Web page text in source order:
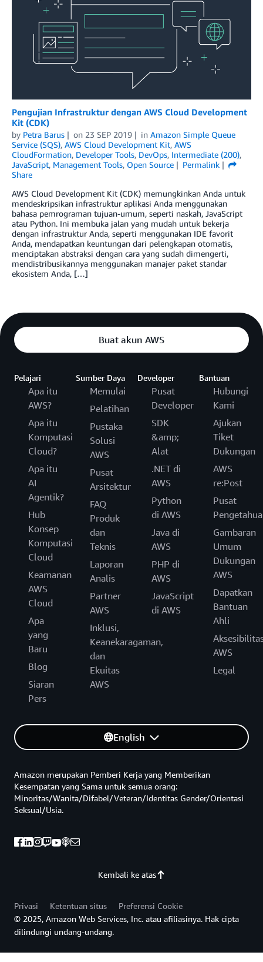
Pengujian Infrastruktur dengan AWS Cloud Development
Kit (CDK)
by Petra Barus on 23 SEP 2019 in Amazon Simple Queue
Service (SQS), AWS Cloud Development Kit, AWS
CloudFormation, Developer Tools, DevOps, Intermediate (200),
JavaScript, Management Tools, Open Source
Permalink
Share
AWS Cloud Development Kit (CDK) memungkinkan Anda untuk
mendeskripsikan infrastruktur aplikasi Anda menggunakan
bahasa pemrograman tujuan-umum, seperti naskah, JavaScript
atau Python. Ini membuka jalan yang mudah untuk bekerja
dengan infrastruktur Anda, seperti menggunakan IDE favorit
Anda, mendapatkan keuntungan dari pelengkapan otomatis,
menciptakan abstraksi dengan cara yang sudah dimengerti,
mendistribusikannya menggunakan manajer paket standar
ekosistem Anda, […]
Buat akun AWS
Pelajari
Apa itu
AWS?
Apa itu
Komputasi
Cloud?
Apa itu
AI
Agentik?
Hub
Konsep
Komputasi
Cloud
Keamanan
AWS
Cloud
Apa
yang
Baru
Blog
Siaran
Pers
Sumber Daya
Memulai
Pelatihan
Pustaka
Solusi
AWS
Pusat
Arsitektur
FAQ
Produk
dan
Teknis
Laporan
Analis
Partner
AWS
Inklusi,
Keanekaragaman,
dan
Ekuitas
AWS
Developer
Pusat
Developer
SDK
&amp;
Alat
.NET di
AWS
Python
di AWS
Java di
AWS
PHP di
AWS
JavaScript
di AWS
Bantuan
Hubungi
Kami
Ajukan
Tiket
Dukungan
AWS
re:Post
Pusat
Gambaran
Umum
Dukungan
AWS
Dapatkan
Bantuan
Ahli
AWS
Legal
English
Kembali ke atas
Amazon merupakan Pemberi Kerja yang Memberikan
Kesempatan yang Sama untuk semua orang:
Minoritas/Wanita/Difabel/Veteran/Identitas Gender/Orientasi
Seksual/Usia.
Privasi Ketentuan situs
Preferensi Cookie
© 2025, Amazon Web Services, Inc. atau afiliasinya. Hak cipta
dilindungi undang-undang.